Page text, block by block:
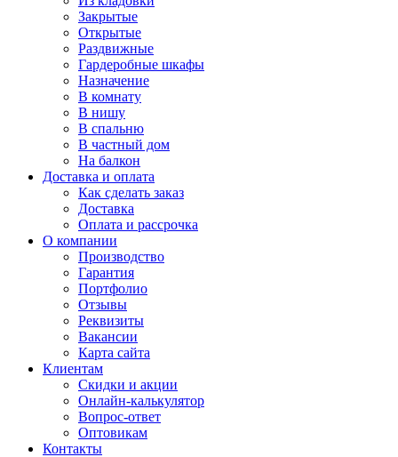
Закрытые
Открытые
Раздвижные
Гардеробные шкафы
Назначение
В комнату
В нишу
В спальню
В частный дом
На балкон
Доставка и оплата
Как сделать заказ
Доставка
Оплата и рассрочка
О компании
Производство
Гарантия
Портфолио
Отзывы
Реквизиты
Вакансии
Карта сайта
Клиентам
Скидки и акции
Онлайн-калькулятор
Вопрос-ответ
Оптовикам
Контакты